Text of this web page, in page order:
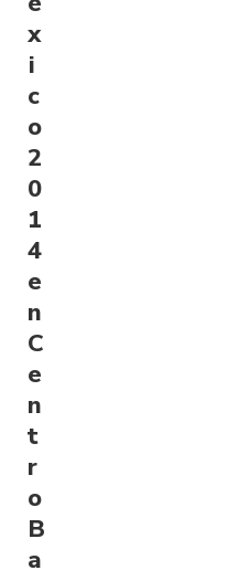
x
i
c
o
2
0
1
4
e
n
C
e
n
t
r
o
B
a